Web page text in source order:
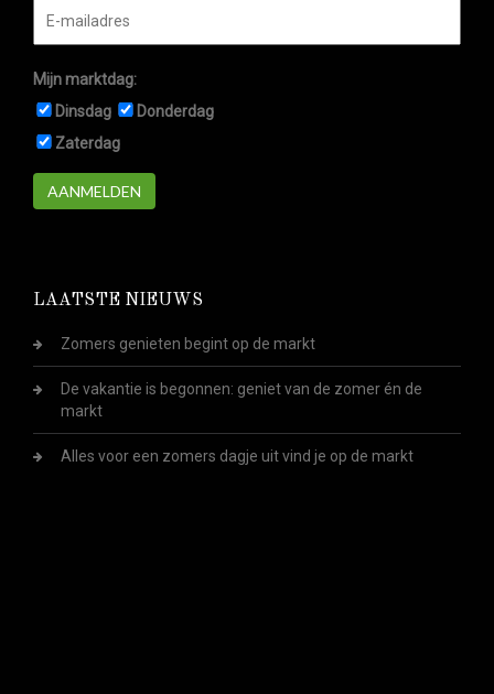
Mijn marktdag:
Dinsdag
Donderdag
Zaterdag
AANMELDEN
LAATSTE NIEUWS
Zomers genieten begint op de markt
De vakantie is begonnen: geniet van de zomer én de
markt
Alles voor een zomers dagje uit vind je op de markt